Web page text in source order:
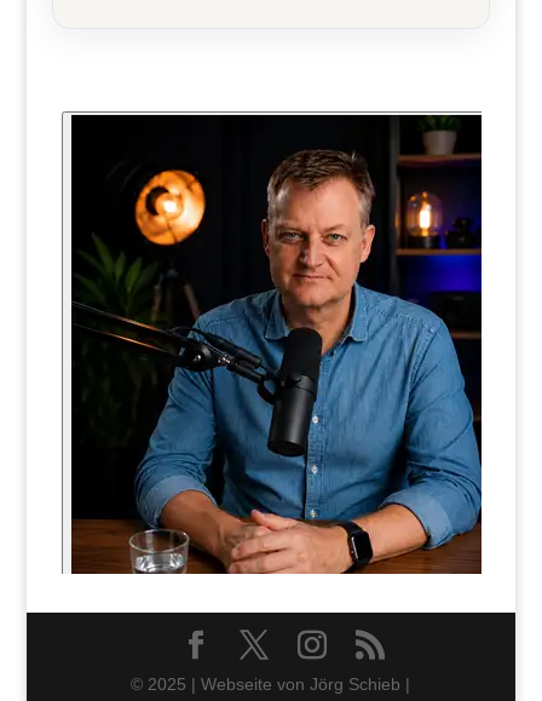
© 2025 | Webseite von Jörg Schieb |